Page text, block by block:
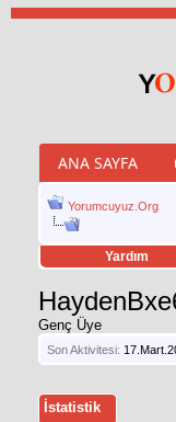
ANA SAYFA
Yorumcuyuz.Org
Yardım
hilesi
Genç Üye
Son Aktivitesi:
İstatistik